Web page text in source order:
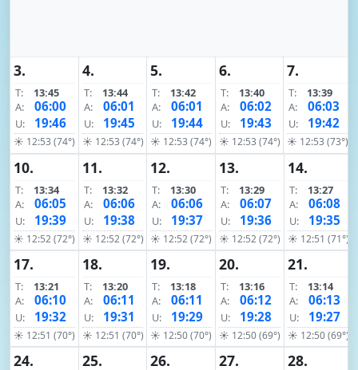
3.
T:
13:45
A:
06:00
U: 19:46
☀ 12:53 (74°)
4.
T:
13:44
A:
06:01
U: 19:45
☀ 12:53 (74°)
5.
T:
13:42
A:
06:01
U: 19:44
☀ 12:53 (74°)
6.
T:
13:40
A:
06:02
U: 19:43
☀ 12:53 (74°)
7.
T:
13:39
A:
06:03
U: 19:42
☀ 12:53 (73°)
10.
T:
13:34
A:
06:05
U: 19:39
☀ 12:52 (72°)
11.
T:
13:32
A:
06:06
U: 19:38
☀ 12:52 (72°)
12.
T:
13:30
A:
06:06
U: 19:37
☀ 12:52 (72°)
13.
T:
13:29
A:
06:07
U: 19:36
☀ 12:52 (72°)
14.
T:
13:27
A:
06:08
U: 19:35
☀ 12:51 (71°)
17.
T:
13:21
A:
06:10
U: 19:32
☀ 12:51 (70°)
18.
T:
13:20
A:
06:11
U: 19:31
☀ 12:51 (70°)
19.
T:
13:18
A:
06:11
U: 19:29
☀ 12:50 (70°)
20.
T:
13:16
A:
06:12
U: 19:28
☀ 12:50 (69°)
21.
T:
13:14
A:
06:13
U: 19:27
☀ 12:50 (69°)
24. 25. 26. 27. 28.